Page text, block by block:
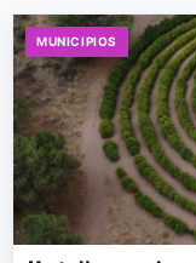
MUNICIPIOS